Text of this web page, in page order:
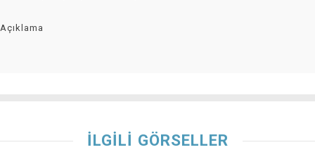
Açıklama
İLGİLİ GÖRSELLER